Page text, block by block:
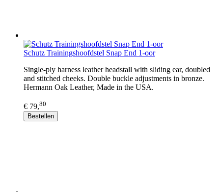
Schutz Trainingshoofdstel Snap End 1-oor
Single-ply harness leather headstall with sliding ear, doubled
and stitched cheeks. Double buckle adjustments in bronze.
Hermann Oak Leather, Made in the USA.
€ 79,80
Bestellen